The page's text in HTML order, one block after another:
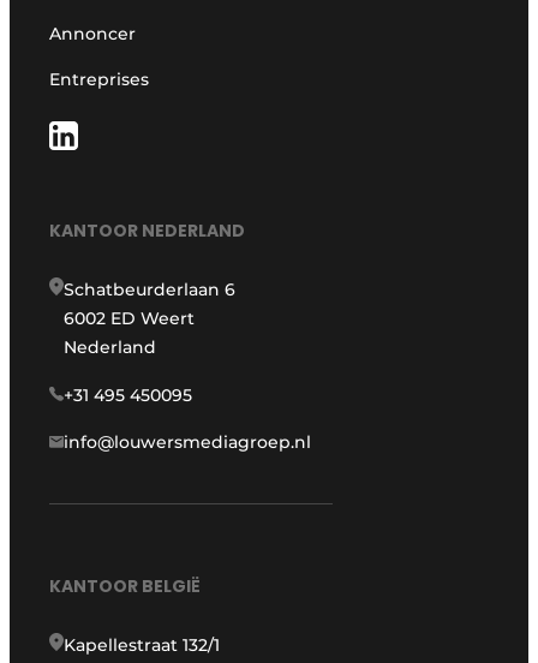
Annoncer
Entreprises
KANTOOR NEDERLAND
Schatbeurderlaan 6
6002 ED Weert
Nederland
+31 495 450095
info@louwersmediagroep.nl
KANTOOR BELGIË
Kapellestraat 132/1